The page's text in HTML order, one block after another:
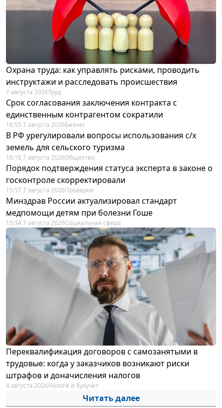
Охрана труда: как управлять рисками, проводить
инструктажи и расследовать происшествия
7 августа 2026Труд
Срок согласования заключения контракта с
единственным контрагентом сократили
16:55 7 августа 2026Бизнес
В РФ урегулировали вопросы использования с/х
земель для сельского туризма
16:18 7 августа 2026Общество
Порядок подтверждения статуса эксперта в законе о
госконтроле скорректировали
15:57 7 августа 2026Проверки
Минздрав России актуализировал стандарт
медпомощи детям при болезни Гоше
15:34 7 августа 2026Социальная сфера
Переквалификация договоров с самозанятыми в
трудовые: когда у заказчиков возникают риски
штрафов и доначисления налогов
4 августа 2026Налоги и бухучет
Читать далее